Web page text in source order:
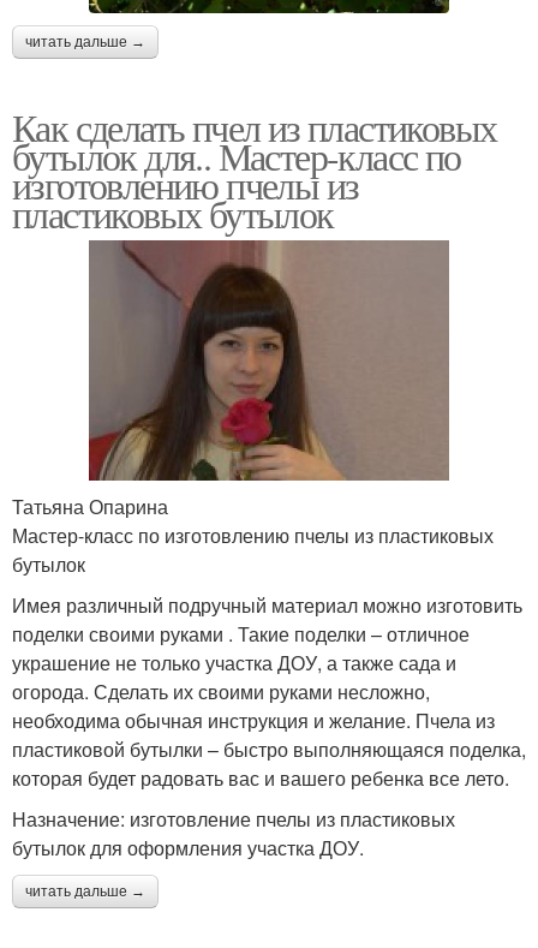
читать дальше →
Как сделать пчел из пластиковых
бутылок для.. Мастер-класс по
изготовлению пчелы из
пластиковых бутылок
Татьяна Опарина
Мастер-класс по изготовлению пчелы из пластиковых
бутылок
Имея различный подручный материал можно изготовить
поделки своими руками . Такие поделки – отличное
украшение не только участка ДОУ, а также сада и
огорода. Сделать их своими руками несложно,
необходима обычная инструкция и желание. Пчела из
пластиковой бутылки – быстро выполняющаяся поделка,
которая будет радовать вас и вашего ребенка все лето.
Назначение: изготовление пчелы из пластиковых
бутылок для оформления участка ДОУ.
читать дальше →